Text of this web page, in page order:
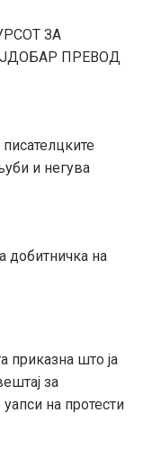
ЗА
ПРЕВОД
писателцките
и негува
добитничка на
приказна што ја
за
на протести